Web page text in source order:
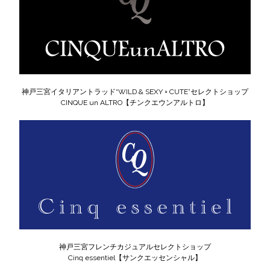
神戸三宮イタリアントラッド“WILD & SEXY + CUTE”セレクトショップ
CINQUE un ALTRO【チンクエウンアルトロ】
神戸三宮フレンチカジュアルセレクトショップ
Cinq essentiel【サンクエッセンシャル】